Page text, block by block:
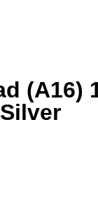
(A16)